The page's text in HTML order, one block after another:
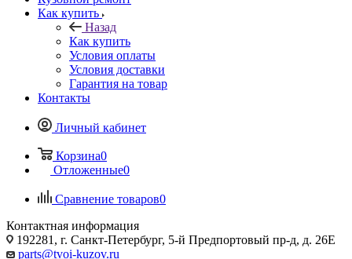
Как купить
Назад
Как купить
Условия оплаты
Условия доставки
Гарантия на товар
Контакты
Личный кабинет
Корзина0
Отложенные0
Сравнение товаров0
Контактная информация
192281, г. Санкт-Петербург, 5-й Предпортовый пр-д, д. 26Е
parts@tvoi-kuzov.ru